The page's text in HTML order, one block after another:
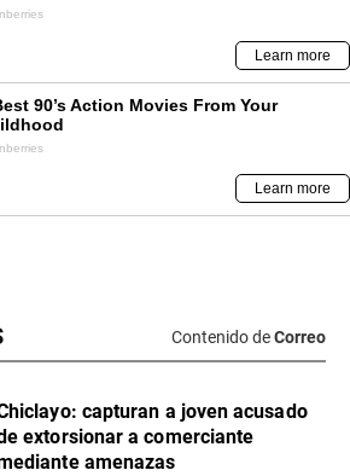
Contenido deCorreo
capturan a joven acusado
extorsionar a comerciante
amenazas